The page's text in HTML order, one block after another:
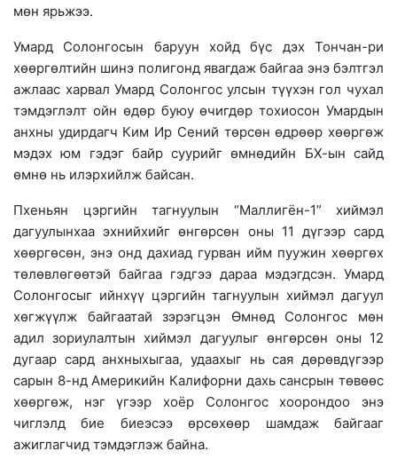
мөн ярьжээ.
Умард Солонгосын баруун хойд бүс дэх Тончан-ри
хөөргөлтийн шинэ полигонд явагдаж байгаа энэ бэлтгэл
ажлаас харвал Умард Солонгос улсын түүхэн гол чухал
тэмдэглэлт ойн өдөр буюу өчигдөр тохиосон Умардын
анхны удирдагч Ким Ир Сений төрсөн өдрөөр хөөргөж
мэдэх юм гэдэг байр суурийг өмнөдийн БХ-ын сайд
өмнө нь илэрхийлж байсан.
Пхеньян цэргийн тагнуулын “Маллигён-1” хиймэл
дагуулынхаа эхнийхийг өнгөрсөн оны 11 дүгээр сард
хөөргөсөн, энэ онд дахиад гурван ийм пуужин хөөргөх
төлөвлөгөөтэй байгаа гэдгээ дараа мэдэгдсэн. Умард
Солонгосыг ийнхүү цэргийн тагнуулын хиймэл дагуул
хөгжүүлж байгаатай зэрэгцэн Өмнөд Солонгос мөн
адил зориулалтын хиймэл дагуулыг өнгөрсөн оны 12
дугаар сард анхныхыгаа, удаахыг нь сая дөрөвдүгээр
сарын 8-нд Америкийн Калифорни дахь сансрын төвөөс
хөөргөж, нэг үгээр хоёр Солонгос хоорондоо энэ
чиглэлд бие биеэсээ өрсөхөөр шамдаж байгааг
ажиглагчид тэмдэглэж байна.